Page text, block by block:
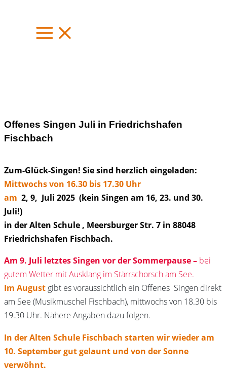
springen
Offenes Singen Juli in Friedrichshafen
Fischbach
Zum-Glück-Singen! Sie sind herzlich eingeladen:
Mittwochs von 16.30 bis 17.30 Uhr
am 2, 9, Juli 2025 (kein Singen am 16, 23. und 30.
Juli!)
in der Alten Schule , Meersburger Str. 7 in 88048
Friedrichshafen Fischbach.
Am 9. Juli letztes Singen vor der Sommerpause – bei
gutem Wetter mit Ausklang im Stärrschorsch am See.
Im August gibt es voraussichtlich ein Offenes Singen direkt
am See (Musikmuschel Fischbach), mittwochs von 18.30 bis
19.30 Uhr. Nähere Angaben dazu folgen.
In der Alten Schule Fischbach starten wir wieder am
10. September gut gelaunt und von der Sonne
verwöhnt.